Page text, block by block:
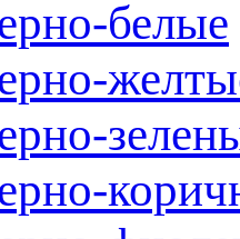
белые